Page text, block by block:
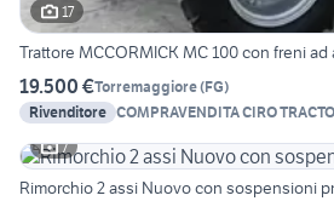
17
Trattore MCCORMICK MC 100 con freni ad
19.500 €Torremaggiore(FG)
Rivenditore COMPRAVENDITA CIRO
7
Rimorchio 2 assi Nuovo con sospensioni